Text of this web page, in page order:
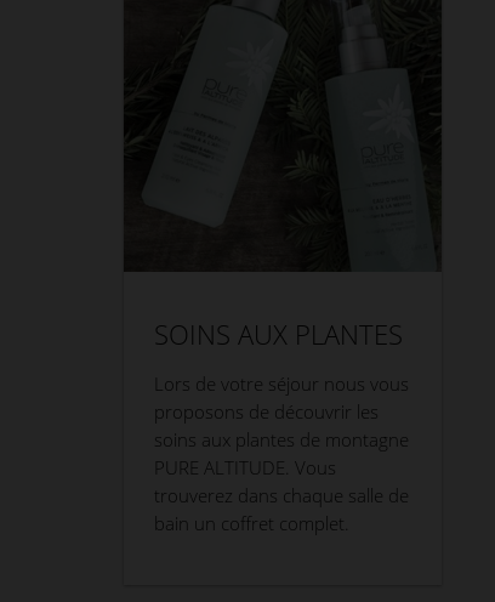
SOINS AUX PLANTES
Lors de votre séjour nous vous
proposons de découvrir les
soins aux plantes de montagne
PURE ALTITUDE. Vous
trouverez dans chaque salle de
bain un coffret complet.